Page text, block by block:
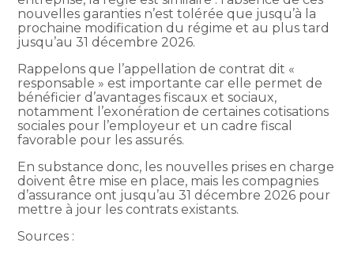
nouvelles garanties n’est tolérée que jusqu’à la
prochaine modification du régime et au plus tard
jusqu’au 31 décembre 2026.
Rappelons que l’appellation de contrat dit «
responsable » est importante car elle permet de
bénéficier d’avantages fiscaux et sociaux,
notamment l’exonération de certaines cotisations
sociales pour l’employeur et un cadre fiscal
favorable pour les assurés.
En substance donc, les nouvelles prises en charge
doivent être mise en place, mais les compagnies
d’assurance ont jusqu’au 31 décembre 2026 pour
mettre à jour les contrats existants.
Sources :